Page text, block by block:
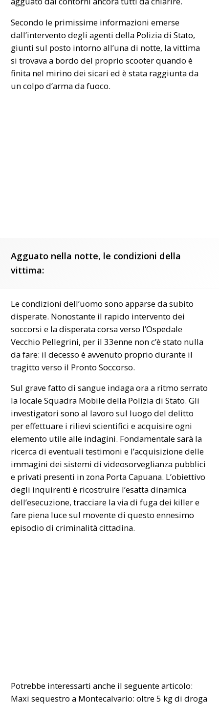
Secondo le primissime informazioni emerse
dall’intervento degli agenti della Polizia di Stato,
giunti sul posto intorno all’una di notte, la vittima
si trovava a bordo del proprio scooter quando è
finita nel mirino dei sicari ed è stata raggiunta da
un colpo d’arma da fuoco.
Agguato nella notte, le condizioni della
vittima:
Le condizioni dell’uomo sono apparse da subito
disperate. Nonostante il rapido intervento dei
soccorsi e la disperata corsa verso l’Ospedale
Vecchio Pellegrini, per il 33enne non c’è stato nulla
da fare: il decesso è avvenuto proprio durante il
tragitto verso il Pronto Soccorso.
Sul grave fatto di sangue indaga ora a ritmo serrato
la locale Squadra Mobile della Polizia di Stato. Gli
investigatori sono al lavoro sul luogo del delitto
per effettuare i rilievi scientifici e acquisire ogni
elemento utile alle indagini. Fondamentale sarà la
ricerca di eventuali testimoni e l’acquisizione delle
immagini dei sistemi di videosorveglianza pubblici
e privati presenti in zona Porta Capuana. L’obiettivo
degli inquirenti è ricostruire l’esatta dinamica
dell’esecuzione, tracciare la via di fuga dei killer e
fare piena luce sul movente di questo ennesimo
episodio di criminalità cittadina.
Potrebbe interessarti anche il seguente articolo:
Maxi sequestro a Montecalvario: oltre 5 kg di droga